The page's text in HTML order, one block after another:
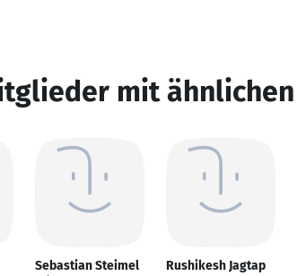
mit
Sebastian Steimel Rushikesh Jagtap